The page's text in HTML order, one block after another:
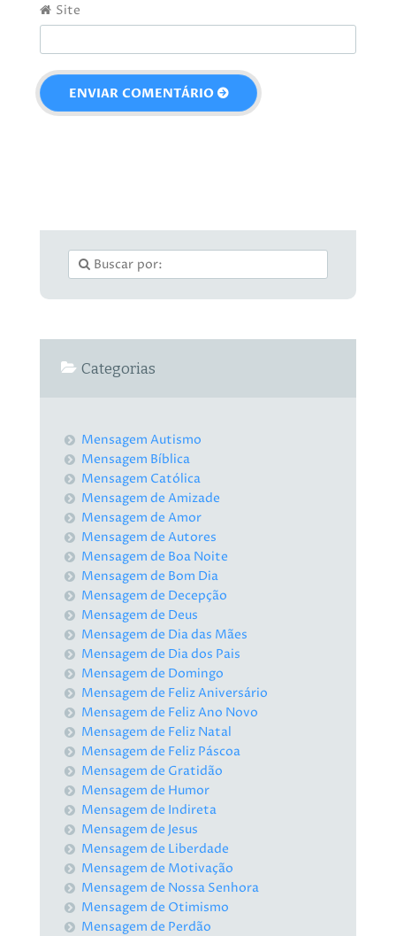
Site
Categorias
Mensagem Autismo
Mensagem Bíblica
Mensagem Católica
Mensagem de Amizade
Mensagem de Amor
Mensagem de Autores
Mensagem de Boa Noite
Mensagem de Bom Dia
Mensagem de Decepção
Mensagem de Deus
Mensagem de Dia das Mães
Mensagem de Dia dos Pais
Mensagem de Domingo
Mensagem de Feliz Aniversário
Mensagem de Feliz Ano Novo
Mensagem de Feliz Natal
Mensagem de Feliz Páscoa
Mensagem de Gratidão
Mensagem de Humor
Mensagem de Indireta
Mensagem de Jesus
Mensagem de Liberdade
Mensagem de Motivação
Mensagem de Nossa Senhora
Mensagem de Otimismo
Mensagem de Perdão